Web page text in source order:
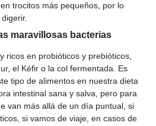
trocitos más pequeños, por lo
maravillosas bacterias
ricos en probióticos y prebióticos,
el Kéfir o la col fermentada. Es
tipo de alimentos en nuestra dieta
intestinal sana y salva, pero para
van más allá de un día puntual, si
si vamos de viaje, en casos de